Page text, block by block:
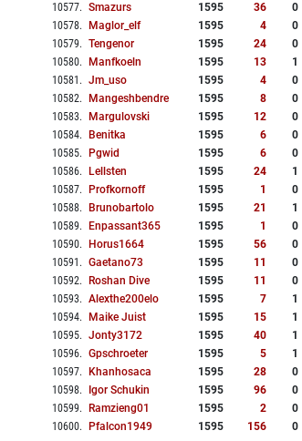
10577. Smazurs 1595 36
0
10578. Maglor_elf 1595 4
0
10579. Tengenor 1595 24
0
10580. Manfkoeln 1595 13
1
10581 . Jm_uso 1595 4
0
10582. Mangeshbendre 1595 8
0
10583. Margulovski 1595 12
0
10584. Benitka 1595 6
0
10585. Pgwid 1595 6
0
10586. Lellsten 1595 24
1
10587. Profkornoff 1595 1
0
10588. Brunobartolo 1595 21
1
10589. Enpassant365 1595 1
0
10590. Horus1664 1595 56
0
10591 . Gaetano73 1595 11
0
10592. Roshan Dive 1595 11
0
10593. Alexthe200elo 1595 7
1
10594. Maike Juist 1595 15
1
10595. Jonty3172 1595 40
1
10596. Gpschroeter 1595 5
1
10597. Khanhosaca 1595 28
0
10598. Igor Schukin 1595 96
0
10599. Ramzieng01 1595 2
0
10600. Pfalcon1949 1595 156 0